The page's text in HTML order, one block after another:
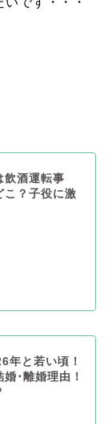
飲酒運転事
こ？子役に激
年と若い頃！
･離婚理由！